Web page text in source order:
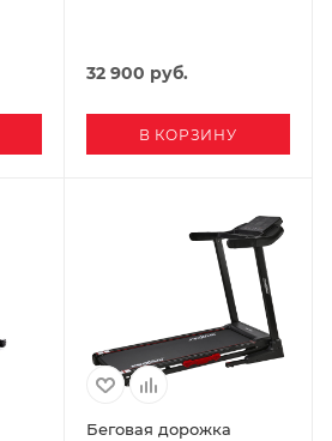
32 900 руб.
В КОРЗИНУ
Беговая дорожка